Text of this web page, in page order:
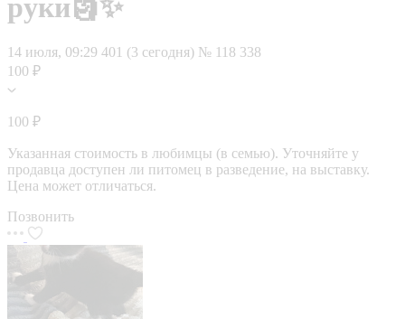
руки🗿✨
14 июля, 09:29 401 (3 сегодня) № 118 338
100 ₽
100 ₽
Указанная стоимость в любимцы (в семью). Уточняйте у
продавца доступен ли питомец в разведение, на выставку.
Цена может отличаться.
Позвонить